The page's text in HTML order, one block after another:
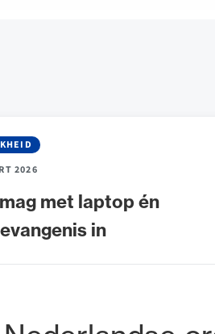
met laptop én
in
2026